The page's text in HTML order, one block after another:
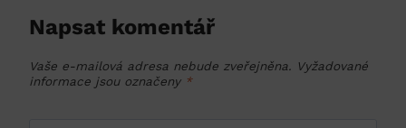
Napsat komentář
Vaše e-mailová adresa nebude zveřejněna. Vyžadované
informace jsou označeny *